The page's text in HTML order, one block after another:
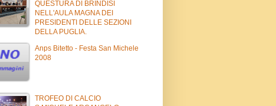
QUESTURA DI BRINDISI
NELL'AULA MAGNA DEI
PRESIDENTI DELLE SEZIONI
DELLA PUGLIA.
Anps Bitetto - Festa San Michele
2008
TROFEO DI CALCIO